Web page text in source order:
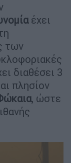
έχει
των
διαθέσει 3
πλησίον
, ώστε